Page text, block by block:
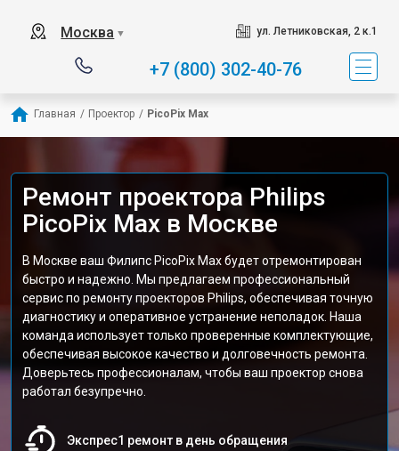
Москва ▼ ул. Летниковская, 2 к.1
+7 (800) 302-40-76
Главная / Проектор / PicoPix Max
Ремонт проектора Philips
PicoPix Max в Москве
В Москве ваш Филипс PicoPix Max будет отремонтирован
быстро и надежно. Мы предлагаем профессиональный
сервис по ремонту проекторов Philips, обеспечивая точную
диагностику и оперативное устранение неполадок. Наша
команда использует только проверенные комплектующие,
обеспечивая высокое качество и долговечность ремонта.
Доверьтесь профессионалам, чтобы ваш проектор снова
работал безупречно.
Экспрес1 ремонт в день обращения